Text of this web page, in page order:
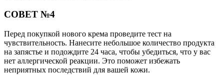
СОВЕТ №4
Перед покупкой нового крема проведите тест на
чувствительность. Нанесите небольшое количество продукта
на запястье и подождите 24 часа, чтобы убедиться, что у вас
нет аллергической реакции. Это поможет избежать
неприятных последствий для вашей кожи.